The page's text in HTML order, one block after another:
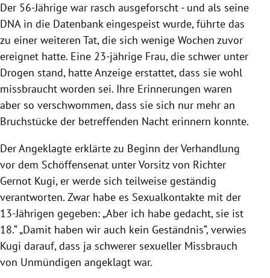
Der 56-Jährige war rasch ausgeforscht - und als seine
DNA in die Datenbank eingespeist wurde, führte das
zu einer weiteren Tat, die sich wenige Wochen zuvor
ereignet hatte. Eine 23-jährige Frau, die schwer unter
Drogen stand, hatte Anzeige erstattet, dass sie wohl
missbraucht worden sei. Ihre Erinnerungen waren
aber so verschwommen, dass sie sich nur mehr an
Bruchstücke der betreffenden Nacht erinnern konnte.
Der Angeklagte erklärte zu Beginn der Verhandlung
vor dem Schöffensenat unter Vorsitz von Richter
Gernot Kugi, er werde sich teilweise geständig
verantworten. Zwar habe es Sexualkontakte mit der
13-Jährigen gegeben: „Aber ich habe gedacht, sie ist
18.“ „Damit haben wir auch kein Geständnis“, verwies
Kugi darauf, dass ja schwerer sexueller Missbrauch
von Unmündigen angeklagt war.